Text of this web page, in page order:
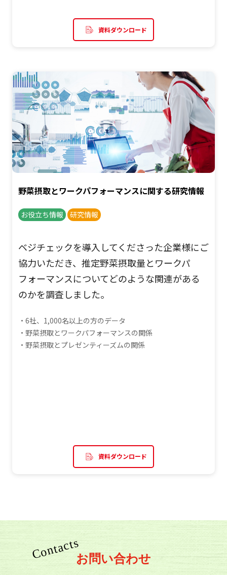
資料ダウンロード
野菜摂取とワークパフォーマンスに関する研究情報
お役立ち情報 研究情報
ベジチェックを導入してくださった企業様にご
協力いただき、推定野菜摂取量とワークパ
フォーマンスについてどのような関連がある
のかを調査しました。
・6社、1,000名以上の方のデータ
・野菜摂取とワークパフォーマンスの関係
・野菜摂取とプレゼンティーズムの関係
資料ダウンロード
お問い合わせ